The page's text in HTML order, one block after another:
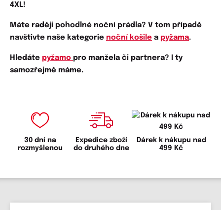
4XL!
Máte raději pohodlné noční prádla? V tom případě
navštivte naše kategorie noční košile a pyžama.
Hledáte pyžamo pro manžela či partnera? I ty
samozřejmě máme.
30 dní na
rozmyšlenou
Expedice zboží
do druhého dne
Dárek k nákupu nad
499 Kč